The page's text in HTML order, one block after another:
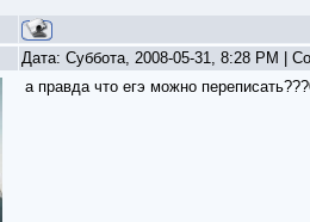
Дата: Суббота, 2008-05-31, 8:28 PM |
а правда что егэ можно